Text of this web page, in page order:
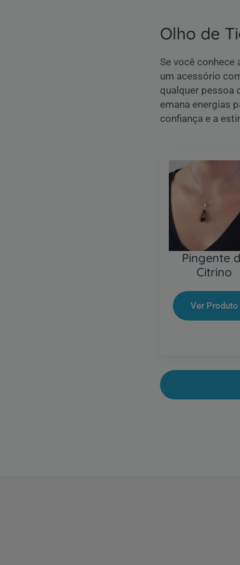
Olho de
Se você
um acessório
qualquer pessoa
emana energias
confiança e a
Pingente
Citrino
Ver Produto